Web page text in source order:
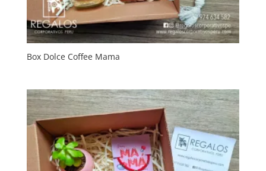
Box Dolce Coffee Mama